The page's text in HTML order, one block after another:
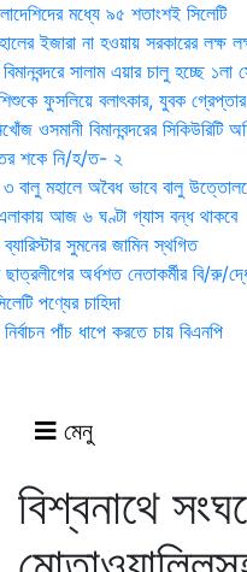
মধ্যে ৯৫ শতাংশই সিলেটি
ইজারা না হওয়ায় সরকারের লক্ষ
সালাম এয়ার চালু হচ্ছে ১লা
ফুসলিয়ে বলাৎকার, যুবক গ্রেপ্তার
ওসমানী বিমানবন্দরের সিকিউরিটি
শকে নি/হ/ত- ২
বালু মহালে অবৈধ ভাবে বালু
আজ ৬ ঘণ্টা গ্যাস বন্ধ থাকবে
সুমনের জামিন স্থগিত
ছাত্রলীগের অর্ধশত নেতাকর্মীর বি/রু/
পণ্যের চাহিদা
পাঁচ ধাপে করতে চায় বিএনপি
মেনু
বিশ্বনাথে